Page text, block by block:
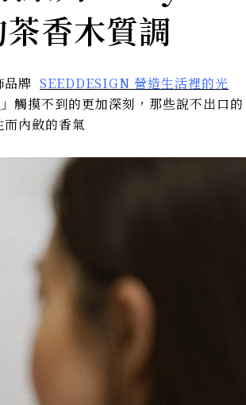
香木質調
品牌 SEEDDESIGN 營造生活裡的光
」觸摸不到的更加深刻，那些說不出口的
而內斂的香氣